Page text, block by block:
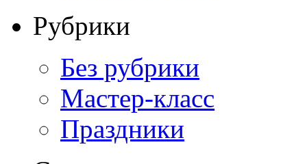
Рубрики
Без рубрики
Мастер-класс
Праздники